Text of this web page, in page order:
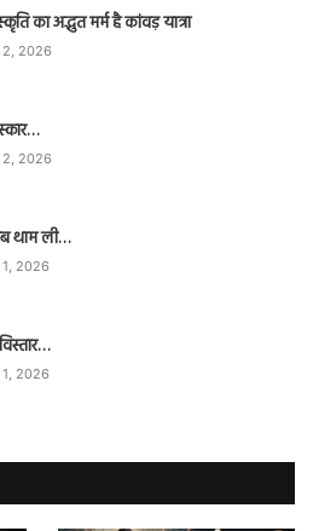
का अद्भुत मर्म है कांवड़ यात्रा
2, 2026
2, 2026
थाम ली…
2026
2026